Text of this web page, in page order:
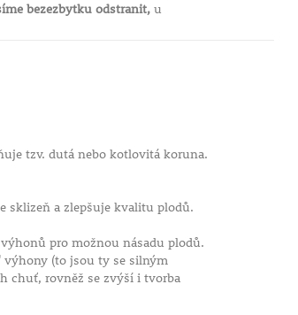
bezezbytku odstranit,u
tzv. dutá nebo kotlovitá koruna.
sklizeň a zlepšuje kvalitu plodů.
pro možnou násadu plodů.
výhony (to jsou ty se silným
chuť, rovněž se zvýší i tvorba